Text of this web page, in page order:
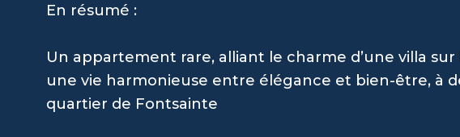
En résumé :
Un appartement rare, alliant le charme d’une villa
une vie harmonieuse entre élégance et bien-être, à
quartier de Fontsainte